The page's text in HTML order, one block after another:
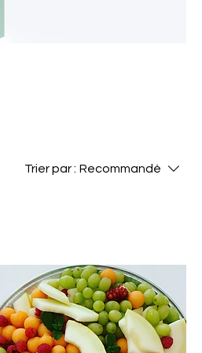
Trier par : Recommandé